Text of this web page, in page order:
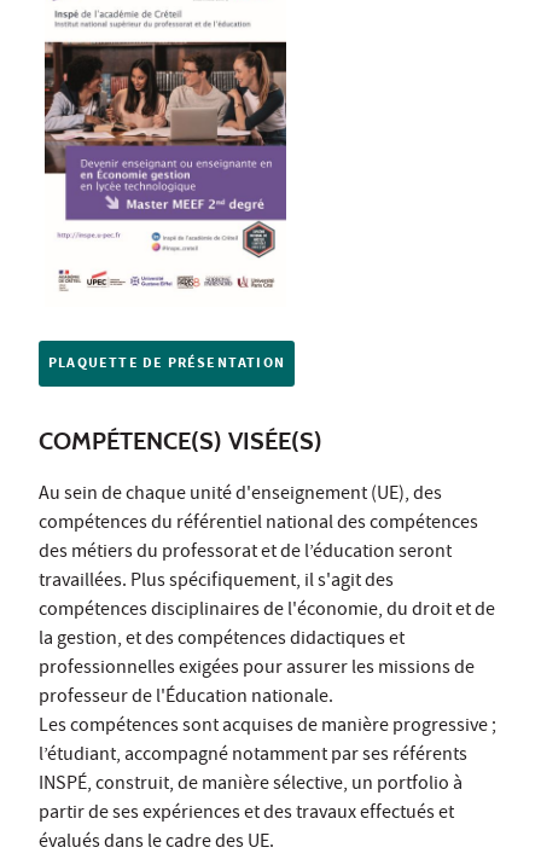
PLAQUETTE DE PRÉSENTATION
COMPÉTENCE(S) VISÉE(S)
Au sein de chaque unité d'enseignement (UE), des
compétences du référentiel national des compétences
des métiers du professorat et de l’éducation seront
travaillées. Plus spécifiquement, il s'agit des
compétences disciplinaires de l'économie, du droit et de
la gestion, et des compétences didactiques et
professionnelles exigées pour assurer les missions de
professeur de l'Éducation nationale.
Les compétences sont acquises de manière progressive ;
l’étudiant, accompagné notamment par ses référents
INSPÉ, construit, de manière sélective, un portfolio à
partir de ses expériences et des travaux effectués et
évalués dans le cadre des UE.